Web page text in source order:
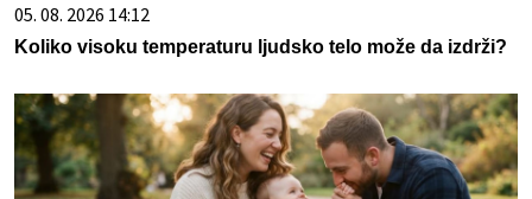
05. 08. 2026 14:12
Koliko visoku temperaturu ljudsko telo može da izdrži?